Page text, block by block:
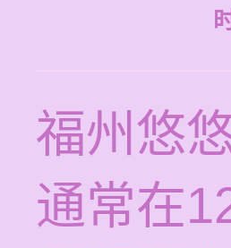
福州悠
通常在